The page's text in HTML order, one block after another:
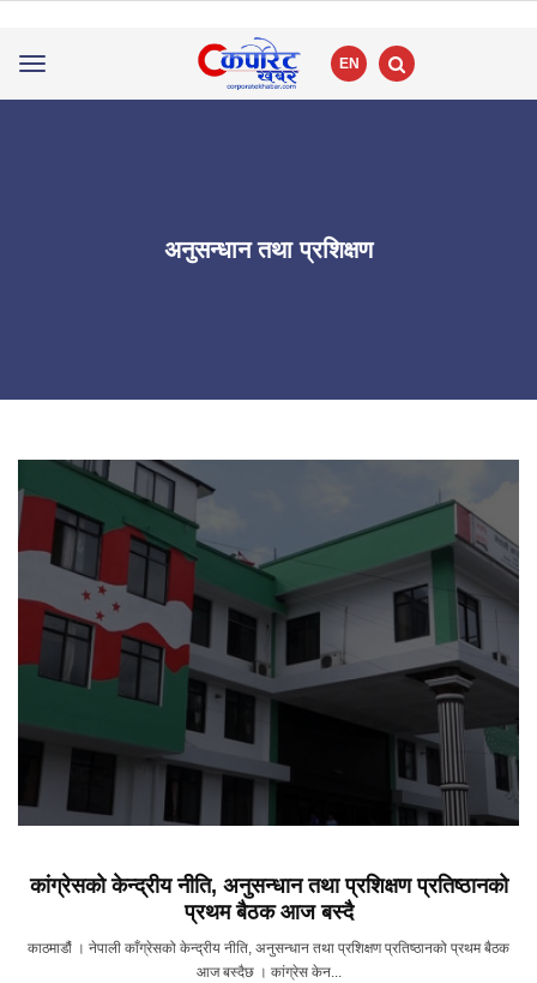
Toggle
navigation
EN
अनुसन्धान तथा प्रशिक्षण
कांग्रेसको केन्द्रीय नीति, अनुसन्धान तथा प्रशिक्षण प्रतिष्ठानको
प्रथम बैठक आज बस्दै
काठमाडौं । नेपाली काँग्रेसको केन्द्रीय नीति, अनुसन्धान तथा प्रशिक्षण प्रतिष्ठानको प्रथम बैठक
आज बस्दैछ । कांग्रेस केन...